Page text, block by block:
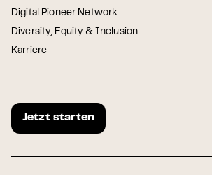
Digital Pioneer Network
Diversity, Equity & Inclusion
Karriere
Jetzt starten